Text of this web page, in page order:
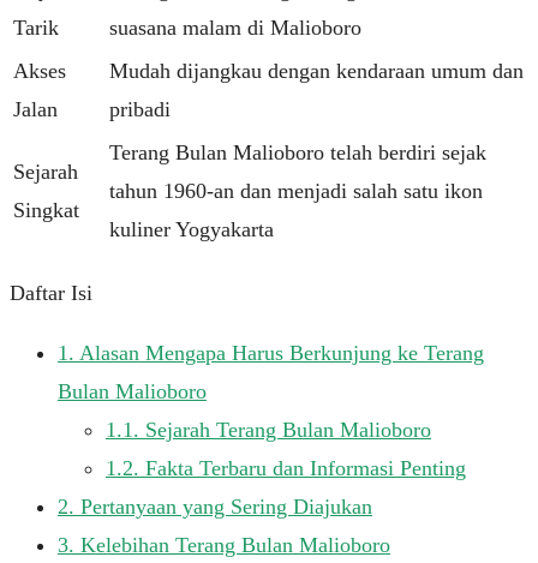
Tarik
suasana malam di Malioboro
Akses
Jalan
Mudah dijangkau dengan kendaraan umum dan
pribadi
Sejarah
Singkat
Terang Bulan Malioboro telah berdiri sejak
tahun 1960-an dan menjadi salah satu ikon
kuliner Yogyakarta
Daftar Isi
1. Alasan Mengapa Harus Berkunjung ke Terang
Bulan Malioboro
1.1. Sejarah Terang Bulan Malioboro
1.2. Fakta Terbaru dan Informasi Penting
2. Pertanyaan yang Sering Diajukan
3. Kelebihan Terang Bulan Malioboro